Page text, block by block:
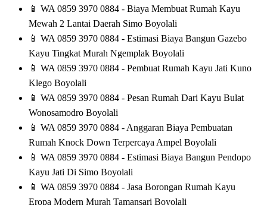
📱 WA 0859 3970 0884 - Biaya Membuat Rumah Kayu
Mewah 2 Lantai Daerah Simo Boyolali
📱 WA 0859 3970 0884 - Estimasi Biaya Bangun Gazebo
Kayu Tingkat Murah Ngemplak Boyolali
📱 WA 0859 3970 0884 - Pembuat Rumah Kayu Jati Kuno
Klego Boyolali
📱 WA 0859 3970 0884 - Pesan Rumah Dari Kayu Bulat
Wonosamodro Boyolali
📱 WA 0859 3970 0884 - Anggaran Biaya Pembuatan
Rumah Knock Down Terpercaya Ampel Boyolali
📱 WA 0859 3970 0884 - Estimasi Biaya Bangun Pendopo
Kayu Jati Di Simo Boyolali
📱 WA 0859 3970 0884 - Jasa Borongan Rumah Kayu
Eropa Modern Murah Tamansari Boyolali